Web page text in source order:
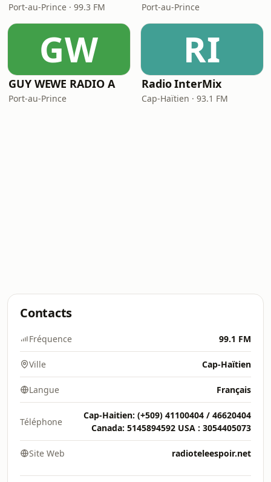
Port-au-Prince · 99.3 FM Port-au-Prince
GW
GUY WEWE RADIO A
Port-au-Prince
RI
Radio InterMix
Cap-Haïtien · 93.1 FM
Contacts
Fréquence 99.1 FM
Ville Cap-Haïtien
Langue Français
Téléphone
Cap-Haitien: (+509) 41100404 / 46620404
Canada: 5145894592 USA : 3054405073
Site Web radioteleespoir.net